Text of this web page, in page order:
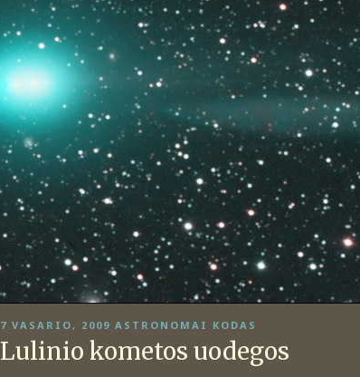
PASKELBTA
7 VASARIO, 2009 ASTRONOMAI KODAS
Lulinio kometos uodegos